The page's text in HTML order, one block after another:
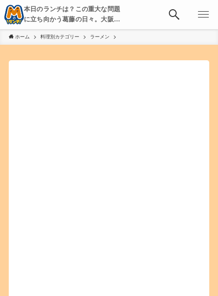
本日のランチは？この重大な問題
に立ち向かう葛藤の日々。大阪・
京都・神戸を中心とした食べ歩
き、飲み歩きを綴る。
ホーム 料理別カテゴリー ラーメン